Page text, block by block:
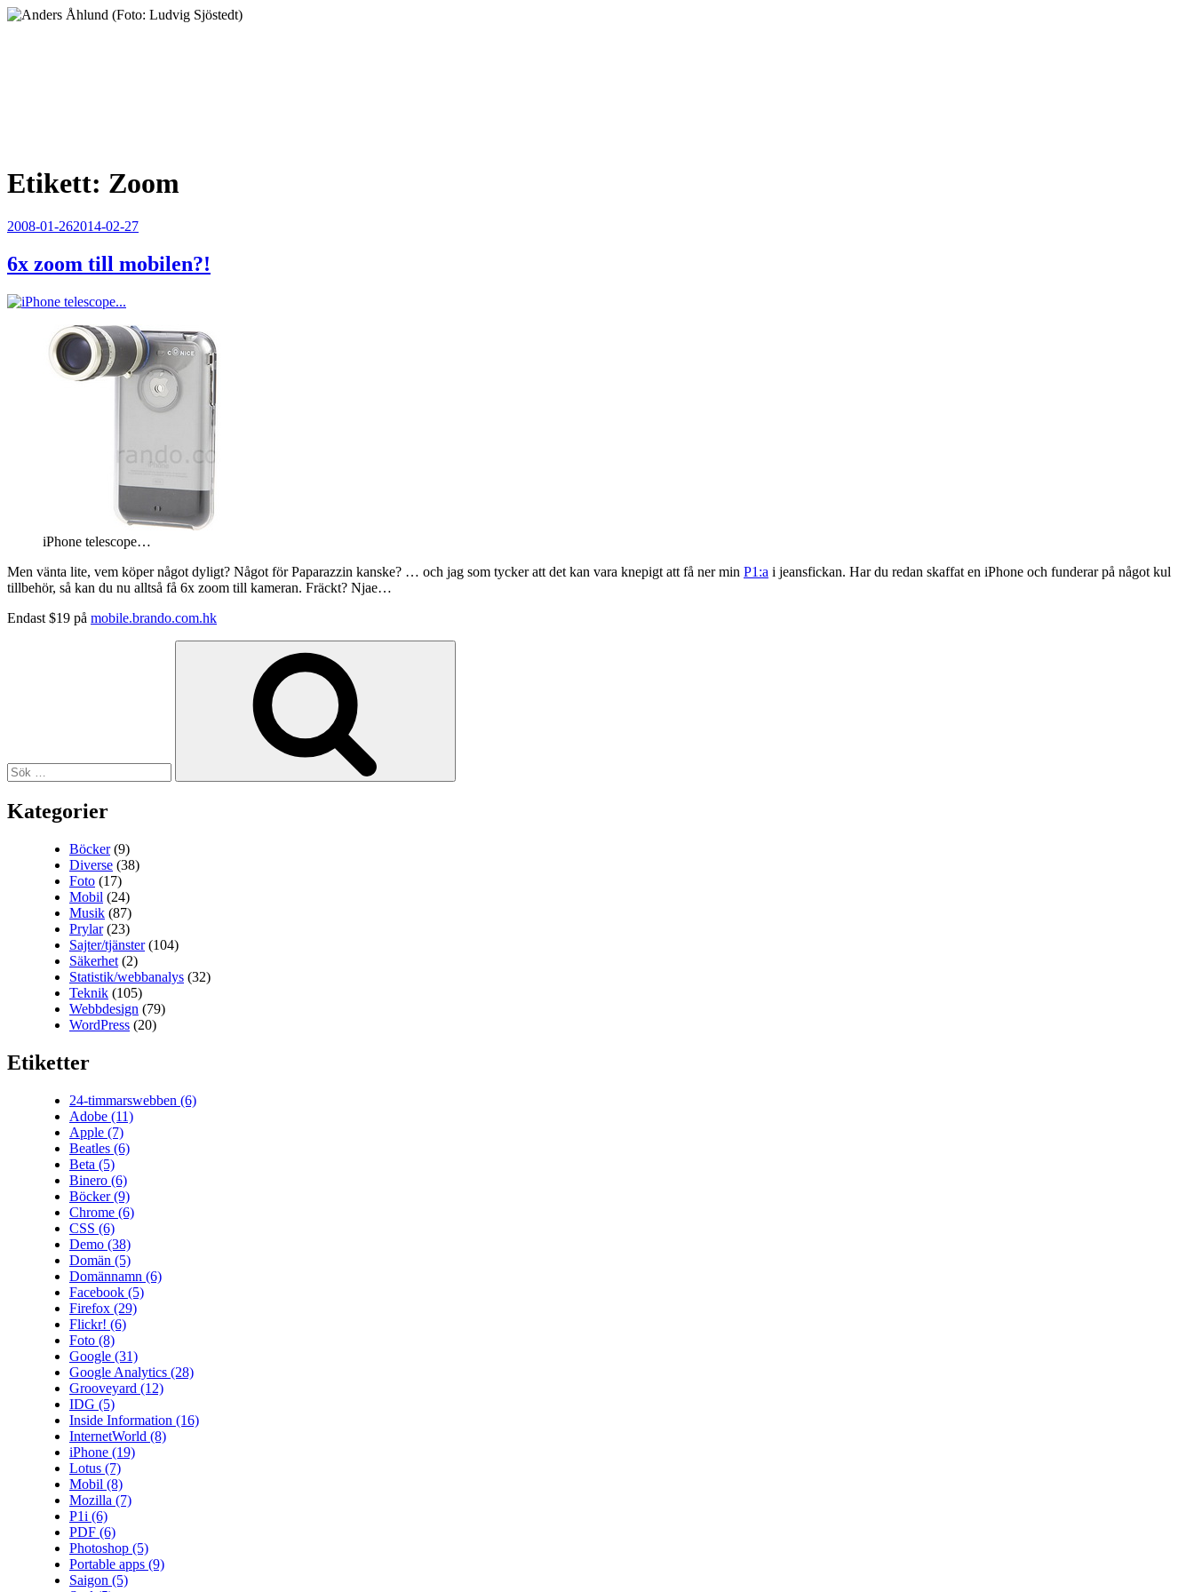
Hoppa
Etikett: Zoom
Publicerat
2008-01-262014-02-27
6x zoom till mobilen?!
iPhone telescope…
Men vänta lite, vem köper något dyligt? Något för Paparazzin kanske? … och jag som tycker att det kan vara knepigt att få ner min P1:a i jeansfickan. Har du redan skaffat en iPhone och funderar på något kul
tillbehör, så kan du nu alltså få 6x zoom till kameran. Fräckt? Njae…
Endast $19 på mobile.brando.com.hk
Kategorier
Böcker(9)
Diverse (38)
Foto (17)
Mobil (24)
Musik (87)
Prylar(23)
Sajter/tjänster(104)
Säkerhet (2)
Statistik/webbanalys (32)
Teknik (105)
Webbdesign (79)
WordPress (20)
Etiketter
24-timmarswebben (6)
Adobe (11)
Apple (7)
Beatles (6)
Beta (5)
Binero (6)
Böcker(9)
Chrome (6)
CSS (6)
Demo (38)
Domän (5)
Domännamn (6)
Facebook (5)
Firefox (29)
Flickr! (6)
Foto (8)
Google (31)
Google Analytics (28)
Grooveyard (12)
IDG (5)
Inside Information (16)
InternetWorld (8)
iPhone (19)
Lotus (7)
Mobil (8)
Mozilla (7)
P1i (6)
PDF (6)
Photoshop (5)
Portable apps (9)
Saigon (5)